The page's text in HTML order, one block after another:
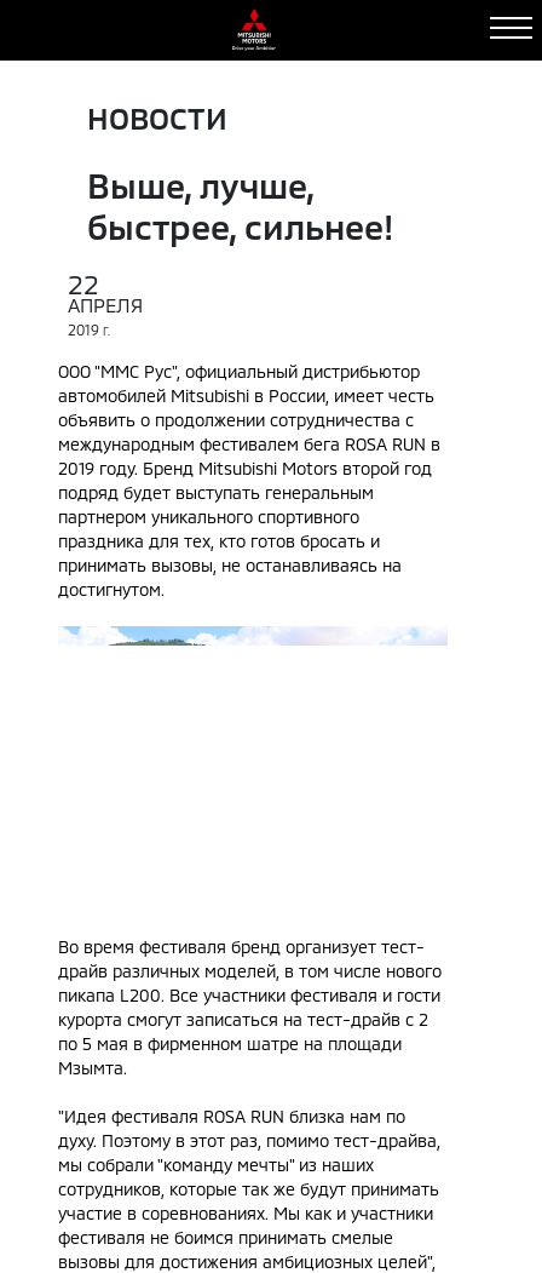
НОВОСТИ
Выше, лучше,
быстрее, сильнее!
22
АПРЕЛЯ
2019 Г.
ООО "ММС Рус", официальный дистрибьютор
автомобилей Mitsubishi в России, имеет честь
объявить о продолжении сотрудничества с
международным фестивалем бега ROSA RUN в
2019 году. Бренд Mitsubishi Motors второй год
подряд будет выступать генеральным
партнером уникального спортивного
праздника для тех, кто готов бросать и
принимать вызовы, не останавливаясь на
достигнутом.
Во время фестиваля бренд организует тест-
драйв различных моделей, в том числе нового
пикапа L200. Все участники фестиваля и гости
курорта смогут записаться на тест-драйв с 2
по 5 мая в фирменном шатре на площади
Мзымта.
"Идея фестиваля ROSA RUN близка нам по
духу. Поэтому в этот раз, помимо тест-драйва,
мы собрали "команду мечты" из наших
сотрудников, которые так же будут принимать
участие в соревнованиях. Мы как и участники
фестиваля не боимся принимать смелые
вызовы для достижения амбициозных целей",